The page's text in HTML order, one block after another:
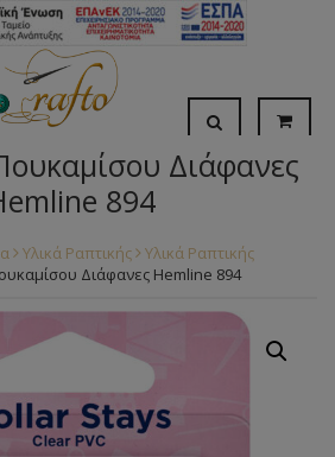
Διάφανες
894
Υλικά Ραπτικής
Υλικά Ραπτικής
Διάφανες Hemline 894